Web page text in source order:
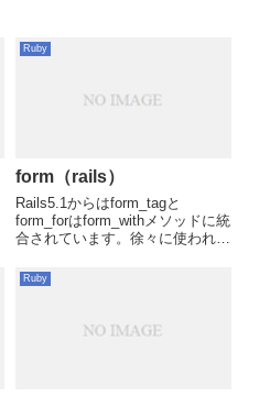
Ruby
form（rails）
Rails5.1からはform_tagと
form_forはform_withメソッドに統
合されています。徐々に使われな
すると避けては通れないので備忘
録にform_tag, forについても記載
Ruby